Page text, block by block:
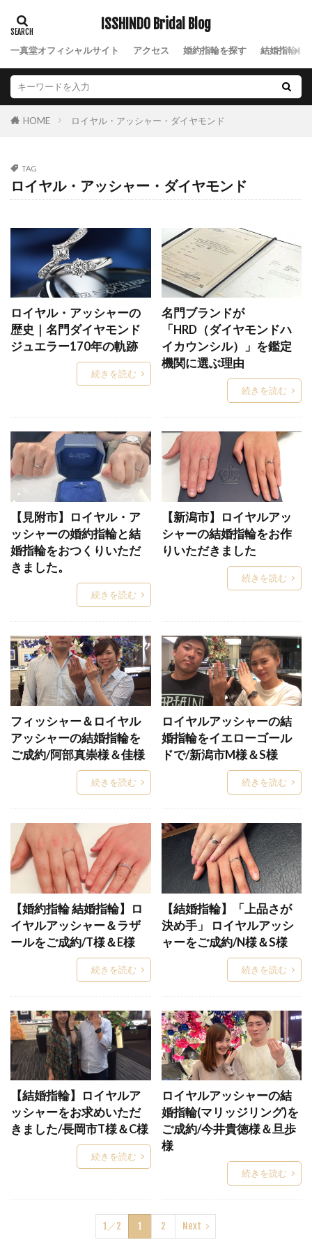
ISSHINDO Bridal Blog
一真堂オフィシャルサイト アクセス 婚約指輪を探す 結婚指輪を
シェリデュー
ジエル
シトリン
シャーロット
ジャルダン ドゥ ロゼ
ジャルダンドゥロゼ
ジャルダンドゥロゼデュー
シャンパンゴールド
ジュピター
シュリ
ジルコニウム
シルバーアクセサリー
しろすず
シンデレラ
シンデレラ 結婚指輪
シンデレラ婚約指輪
シンデレラ婚約指輪結婚指輪
シンデレラ結婚指輪
シンプル
シンプルな結婚指輪
スーム
スイートテン
スイートテン・ダイヤモンド
スイートテンダイヤモンド
スイートブルー
スイートブルーダイヤモンド
すいれん
スウィートブルーダイアモンド
スチームボートウィリー
スチームボートウィリー婚約指輪結婚指輪
ステラシャワー
ストレート結婚指輪
せせらぎ
せっかけい
セットリング
セットリング普段使い
セミオーダー
セミオーダーメイド
セミオーダーメイド結婚指輪
セリ―ン
セリーン
セルクル
セレナーデ
センターミル結婚指輪
ぜんのわ
ソーイ
ソーヤブル
ソウ
ダージリン
ダイアモンド
ダイヤ
ダイヤモンドカッターズブランド
ダイヤモンドカラット
ダイヤモンドが綺麗なブランド
ダイヤモンドジュエラー
ダイヤモンドジュエリー
ダイヤモンドセッティング
ダイヤモンドソーヤブル
ダイヤモンドなし
ダイヤモンドネックレス
ダイヤモンドの数
ダイヤモンドブランド
ダイヤモンドプロポーズ
ダイヤモンドランク
ダイヤモンドリメイク
ダイヤモンドリング
ダイヤモンドルース
ダイヤモンド原石
ダイヤモンド大きさ
ダイヤモンド新潟
ダイヤモンド知識
ダイヤモンド結婚指輪
ダイヤモンド見分け方
ダイヤモンド輝きの種類
ダイヤモンド鑑別書
ダイヤモンド鑑定書
ダイヤモンド鑑定機関
ダズリン
ダブスタ
ダブルスタンダードクロージング
タワーケース
タンタル
タンタル 結婚指輪
チタン 結婚指輪
チタンリング
ちゅうぞうせいほう
つきさい
つち目
テ・オ・レ
テ・ルージュ
ディスティニー
ディズニー
ディズニーネックレス
ディズニーの婚約指輪
HOME ロイヤル・アッシャー・ダイヤモンド
TAG
ロイヤル・アッシャー・ダイヤモンド
ロイヤル・アッシャーの
歴史｜名門ダイヤモンド
ジュエラー170年の軌跡
続きを読む
名門ブランドが
「HRD（ダイヤモンドハ
イカウンシル）」を鑑定
機関に選ぶ理由
続きを読む
【見附市】ロイヤル・ア
ッシャーの婚約指輪と結
婚指輪をおつくりいただ
きました。
続きを読む
【新潟市】ロイヤルアッ
シャーの結婚指輪をお作
りいただきました
続きを読む
フィッシャー＆ロイヤル
アッシャーの結婚指輪を
ご成約/阿部真崇様＆佳様
続きを読む
ロイヤルアッシャーの結
婚指輪をイエローゴール
ドで/新潟市M様＆S様
続きを読む
【婚約指輪 結婚指輪】ロ
イヤルアッシャー＆ラザ
ールをご成約/T様＆E様
続きを読む
【結婚指輪】「上品さが
決め手」 ロイヤルアッシ
ャーをご成約/N様＆S様
続きを読む
【結婚指輪】ロイヤルア
ッシャーをお求めいただ
きました/長岡市T様＆C様
続きを読む
ロイヤルアッシャーの結
婚指輪(マリッジリング)を
ご成約/今井貴徳様＆旦歩
様
続きを読む
1／2 1 2 Next